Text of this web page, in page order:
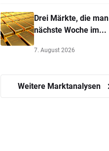
Drei Märkte, die man
nächste Woche im...
7. August 2026
Weitere Marktanalysen